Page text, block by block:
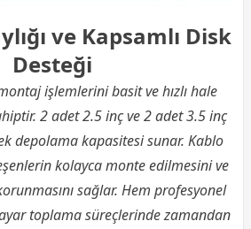
ve Kapsamlı Disk
Desteği
işlemlerini basit ve hızlı hale
2 adet 2.5 inç ve 2 adet 3.5 inç
depolama kapasitesi sunar. Kablo
kolayca monte edilmesini ve
sağlar. Hem profesyonel
toplama süreçlerinde zamandan